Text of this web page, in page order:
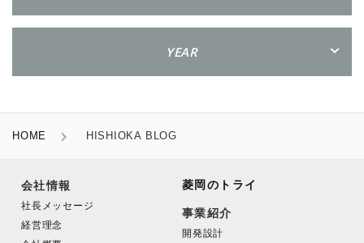
YEAR
HOME HISHIOKA BLOG
会社情報
社長メッセージ
経営理念
菱岡のトライ
事業紹介
開発設計